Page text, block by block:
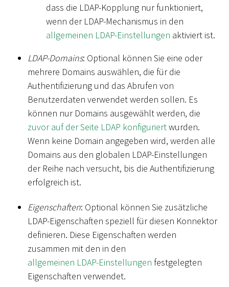
dass die LDAP-Kopplung nur funktioniert,
wenn der LDAP-Mechanismus in den
allgemeinen LDAP-Einstellungen aktiviert ist.
LDAP-Domains: Optional können Sie eine oder
mehrere Domains auswählen, die für die
Authentifizierung und das Abrufen von
Benutzerdaten verwendet werden sollen. Es
können nur Domains ausgewählt werden, die
zuvor auf der Seite LDAP konfiguriertwurden.
Wenn keine Domain angegeben wird, werden alle
Domains aus den globalen LDAP-Einstellungen
der Reihe nach versucht, bis die Authentifizierung
erfolgreich ist.
Eigenschaften: Optional können Sie zusätzliche
LDAP-Eigenschaften speziell für diesen Konnektor
definieren. Diese Eigenschaften werden
zusammen mit den in den
allgemeinen LDAP-Einstellungen festgelegten
Eigenschaften verwendet.